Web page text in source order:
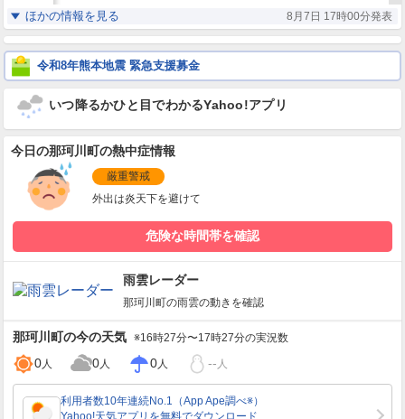
湿度 67 % 91 % 93%
風
南南東
3m/s
南南東
3m/s
南南東
2m/s
南南東
2m/s
南
1m/s
南
1m/s
南
1m/s
ほかの情報を見る 8月7日 17時00分発表
令和8年熊本地震 緊急支援募金
いつ降るかひと目でわかるYahoo!アプリ
今日の那珂川町の熱中症情報
厳重警戒
外出は炎天下を避けて
危険な時間帯を確認
雨雲レーダー
那珂川町の雨雲の動きを確認
那珂川町の今の天気 ※16時27分〜17時27分の実況数
0人 0人 0人 -- 人